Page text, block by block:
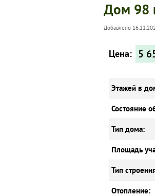
Дом 98
Добавлено
Цена: 5
Этажей в
Состояние
Тип дома:
Площадь
Тип
Отопление: